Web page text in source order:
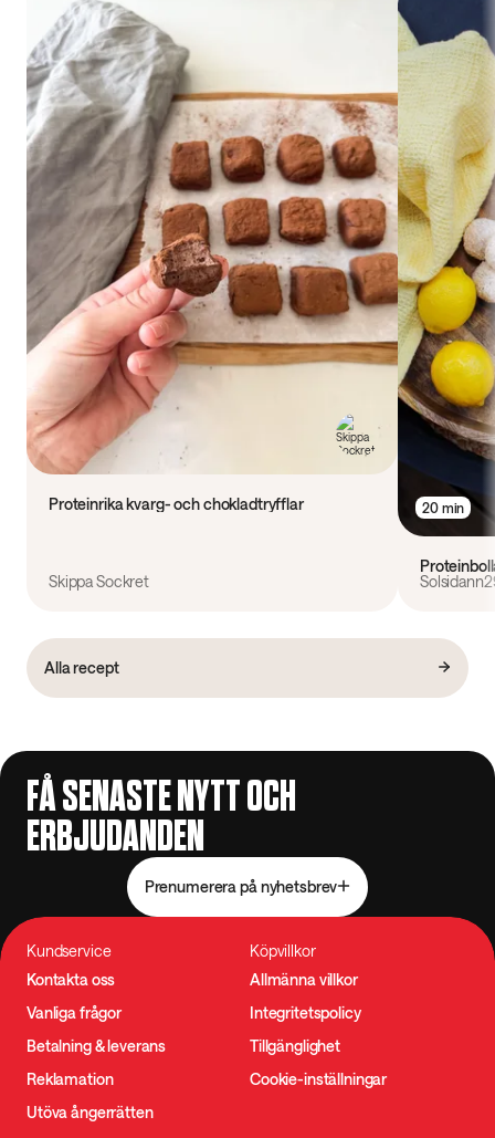
Proteinrika kvarg- och chokladtryfflar
Skippa Sockret
20 min
Alla recept
FÅ SENASTE NYTT OCH
ERBJUDANDEN
Prenumerera på nyhetsbrev
Kundservice
Kontakta oss
Vanliga frågor
Betalning & leverans
Reklamation
Utöva ångerrätten
Köpvillkor
Allmänna villkor
Integritetspolicy
Tillgänglighet
Cookie-inställningar